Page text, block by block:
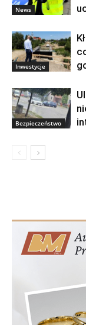
News
Inwestycje
Bezpieczeństwo